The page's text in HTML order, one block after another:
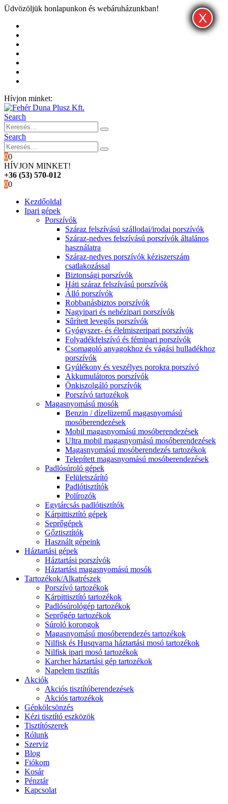
Üdvözöljük honlapunkon és webáruházunkban!
Hívjon minket:
Search
Search
00
HÍVJON MINKET!
+36 (53) 570-012
00
Kezdőoldal
Ipari gépek
Porszívók
Száraz felszívású szállodai/irodai porszívók
Száraz-nedves felszívású porszívók általános
használatra
Száraz-nedves porszívók kéziszerszám
csatlakozással
Biztonsági porszívók
Háti száraz felszívású porszívók
Álló porszívók
Robbanásbiztos porszívók
Nagyipari és nehézipari porszívók
Sűrített levegős porszívók
Gyógyszer- és élelmiszeripari porszívók
Folyadékfelszívó és fémipari porszívók
Csomagoló anyagokhoz és vágási hulladékhoz
porszívók
Gyúlékony és veszélyes porokra porszívó
Akkumulátoros porszívók
Önkiszolgáló porszívók
Porszívó tartozékok
Magasnyomású mosók
Benzin / dízelüzemű magasnyomású
mosóberendezések
Mobil magasnyomású mosóberendezések
Ultra mobil magasnyomású mosóberendezések
Magasnyomású mosóberendezés tartozékok
Telepített magasnyomású mosóberendezések
Padlósúroló gépek
Felületszárító
Padlótisztítók
Polírozók
Egytárcsás padlótisztítók
Kárpittisztító gépek
Seprőgépek
Gőztisztítók
Használt gépeink
Háztartási gépek
Háztartási porszívók
Háztartási magasnyomású mosók
Tartozékok/Alkatrészek
Porszívó tartozékok
Kárpittisztító tartozékok
Padlósúrológép tartozékok
Seprőgép tartozékok
Súroló korongok
Magasnyomású mosóberendezés tartozékok
Nilfisk és Husqvarna háztartási mosó tartozékok
Nilfisk ipari mosó tartozékok
Karcher háztartási gép tartozékok
Napelem tisztítás
Akciók
Akciós tisztítóberendezések
Akciós tartozékok
Gépkölcsönzés
Kézi tisztító eszközök
Tisztítószerek
Rólunk
Szerviz
Blog
Fiókom
Kosár
Pénztár
Kapcsolat
X
X
X